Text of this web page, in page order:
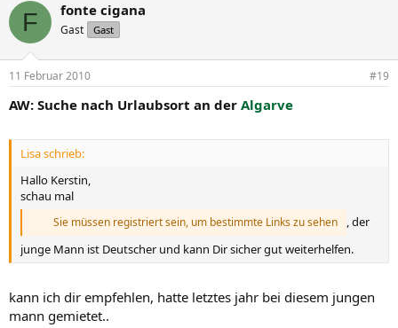
F fonte cigana
Gast Gast
11 Februar 2010 #19
AW: Suche nach Urlaubsort an der Algarve
Lisa schrieb:
Hallo Kerstin,
schau mal
Sie müssen registriert sein, um bestimmte Links zu sehen
, der
junge Mann ist Deutscher und kann Dir sicher gut weiterhelfen.
kann ich dir empfehlen, hatte letztes jahr bei diesem jungen
mann gemietet..